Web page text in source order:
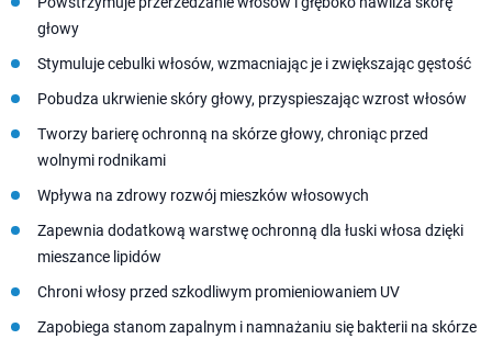
głowy
Stymuluje cebulki włosów, wzmacniając je i zwiększając gęstość
Pobudza ukrwienie skóry głowy, przyspieszając wzrost włosów
Tworzy barierę ochronną na skórze głowy, chroniąc przed
wolnymi rodnikami
Wpływa na zdrowy rozwój mieszków włosowych
Zapewnia dodatkową warstwę ochronną dla łuski włosa dzięki
mieszance lipidów
Chroni włosy przed szkodliwym promieniowaniem UV
Zapobiega stanom zapalnym i namnażaniu się bakterii na skórze